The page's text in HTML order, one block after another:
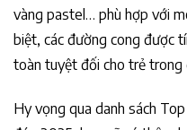
vàng pastel… phù hợp với
biệt, các đường cong được
toàn tuyệt đối cho trẻ trong
Hy vọng qua danh sách